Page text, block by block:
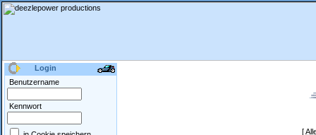
Login
Benutzername
Kennwort
[